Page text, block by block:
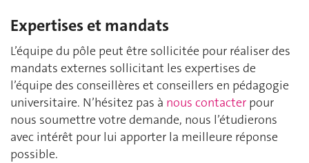
Expertises et mandats
L’équipe du pôle peut être sollicitée pour réaliser des
mandats externes sollicitant les expertises de
l’équipe des conseillères et conseillers en pédagogie
universitaire. N’hésitez pas à nous contacter pour
nous soumettre votre demande, nous l’étudierons
avec intérêt pour lui apporter la meilleure réponse
possible.